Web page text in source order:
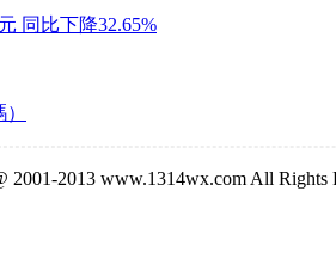
同比下降32.65%
2001-2013 www.1314wx.com All